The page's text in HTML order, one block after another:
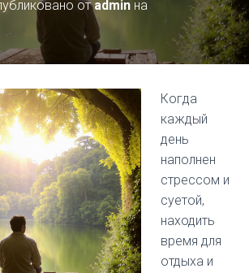
отadmin на
Когда
каждый
день
наполнен
стрессом и
суетой,
находить
время для
отдыха и